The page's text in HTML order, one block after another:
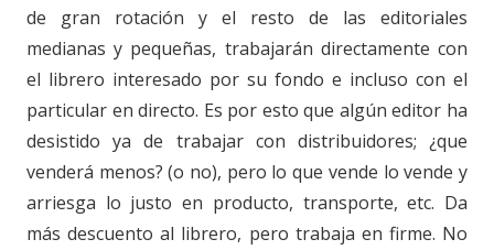
de gran rotación y el resto de las editoriales
medianas y pequeñas, trabajarán directamente con
el librero interesado por su fondo e incluso con el
particular en directo. Es por esto que algún editor ha
desistido ya de trabajar con distribuidores; ¿que
venderá menos? (o no), pero lo que vende lo vende y
arriesga lo justo en producto, transporte, etc. Da
más descuento al librero, pero trabaja en firme. No